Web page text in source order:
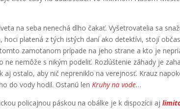
na seba nenechá dlho čakať. Vyšetrovatelia sa
platená z tých istých daní ako detektívi, stojí
zamotanom prípade na jeho strane a kto je
nemôže s nikým podeliť. Rozlúštenie záhady je
ostalo, aby nič nepreniklo na verejnosť. Krauz
do vody hodil. Ostanú lenKruhy na vode…
policajnou páskou na obálke je k dispozícii aj